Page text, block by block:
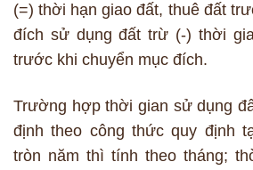
(=) thời hạn giao đất, thuê đất
đích sử dụng đất trừ (-) thời
trước khi chuyển mục đích.
Trường hợp thời gian sử dụng
định theo công thức quy định
tròn năm thì tính theo tháng;